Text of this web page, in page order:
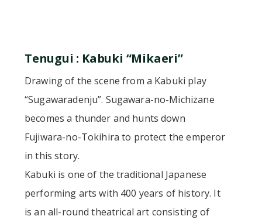
Tenugui : Kabuki “Mikaeri”
Drawing of the scene from a Kabuki play
“Sugawaradenju”. Sugawara-no-Michizane
becomes a thunder and hunts down
Fujiwara-no-Tokihira to protect the emperor
in this story.
Kabuki is one of the traditional Japanese
performing arts with 400 years of history. It
is an all-round theatrical art consisting of